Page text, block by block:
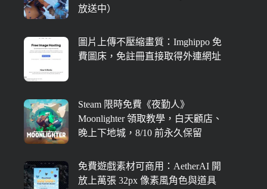
放送中）
圖片上傳不壓縮畫質：Imghippo 免
費圖床，免註冊直接取得外連網址
Steam 限時免費《夜勤人》
Moonlighter 領取教學，白天顧店、
晚上下地城，8/10 前永久保留
免費遊戲素材可商用：AetherAI 開
放上萬張 32px 像素風角色與道具